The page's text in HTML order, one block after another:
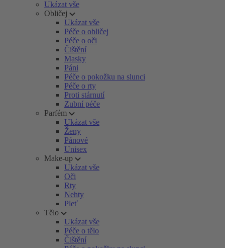
Ukázat vše
Obličej
Ukázat vše
Péče o obličej
Péče o oči
Čištění
Masky
Páni
Péče o pokožku na slunci
Péče o rty
Proti stárnutí
Zubní péče
Parfém
Ukázat vše
Ženy
Pánové
Unisex
Make-up
Ukázat vše
Oči
Rty
Nehty
Pleť
Tělo
Ukázat vše
Péče o tělo
Čištění